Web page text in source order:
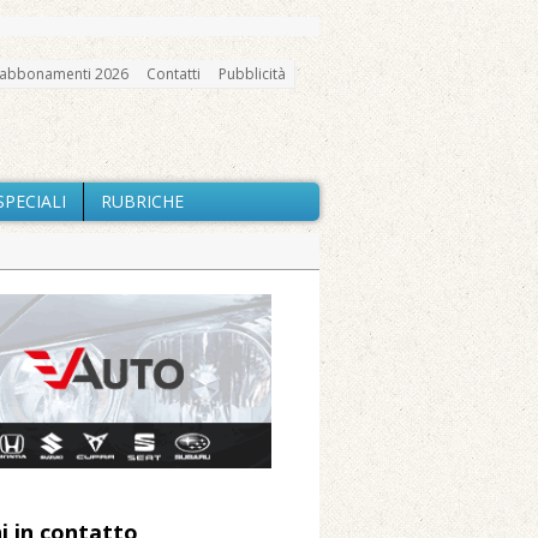
2026 Contatti Pubblicità
RUBRICHE
Barone
prestazioni